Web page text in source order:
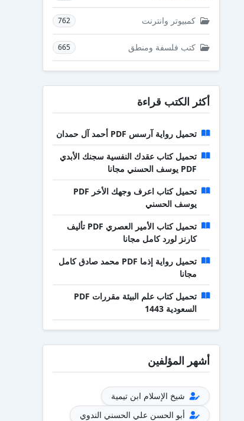
كمبيوتر وانترنت 762
كتب فلسفة ومنطق 665
أكثر الكتب قراءة
تحميل رواية آرسس PDF أحمد آل حمدان
تحميل كتاب عقدك النفسية سجنك الأبدي
PDF يوسف الحسني مجانا
تحميل كتاب اعرف وجهك الأخر PDF
يوسف الحسني
تحميل كتاب الأمير العصري PDF تأليف
كارنز لورد كامل مجانا
تحميل رواية إذما PDF محمد صادق كامل
مجانا
تحميل كتاب علم البيئة مقررات PDF
السعودية 1443
أشهر المؤلفين
شيخ الإسلام ابن تيمية
أبو الحسن علي الحسني الندوي